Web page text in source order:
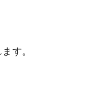
す。